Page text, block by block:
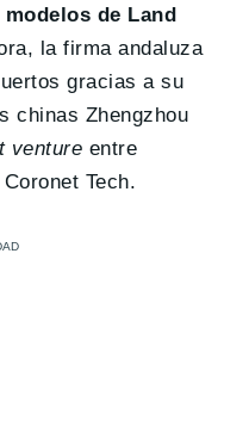
de Land
la firma andaluza
gracias a su
chinas Zhengzhou
venture entre
Tech.